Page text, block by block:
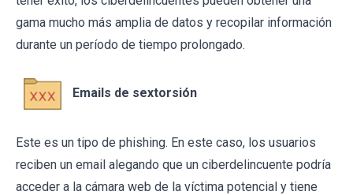
gama mucho más amplia de datos y recopilar información
durante un período de tiempo prolongado.
Emails de sextorsión
Este es un tipo de phishing. En este caso, los usuarios
reciben un email alegando que un ciberdelincuente podría
acceder a la cámara web de la víctima potencial y tiene